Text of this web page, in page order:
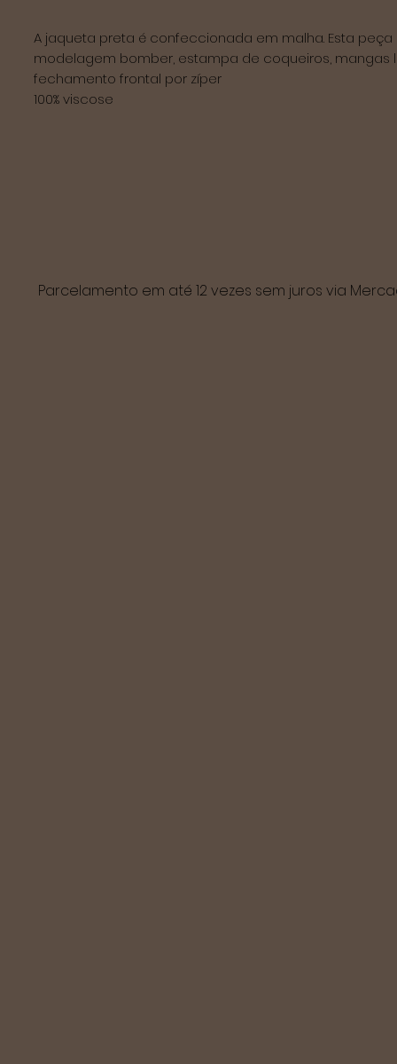
A jaqueta preta é confeccionada em malha. Esta peça
modelagem bomber, estampa de coqueiros, mangas
fechamento frontal por zíper
100% viscose
Parcelamento em até 12 vezes sem juros via